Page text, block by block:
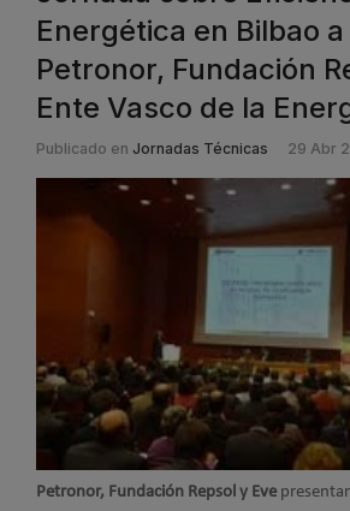
Energética en Bilbao
Petronor, Fundación
Ente Vasco de la
Publicado en Jornadas Técnicas 29 Abr
Petronor, Fundación Repsol y Eve